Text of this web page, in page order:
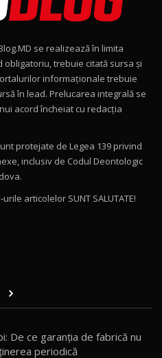
/ Test Drive AutoBlog.MD
E 53 HYBRID 4MATIC+ / Test
/ Test Drive AutoBlog.MD
Test Drive AutoBlog.MD
cu luxul / AutoBlog.MD
lumea să se întoarcă după el
se realizează în limita
obligatoriu, trebuie citată sursa și
informaționale trebuie
în lead. Prelucarea integrală se
acord încheiat cu redacţia
protejate de Legea 139 privind
inclusiv de Codul Deontologic
articolelor SUNT SALUTATE!
De ce garanția de fabrică nu
periodică